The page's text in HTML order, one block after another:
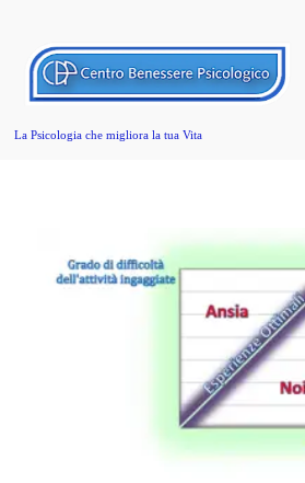
La Psicologia che migliora la tua Vita